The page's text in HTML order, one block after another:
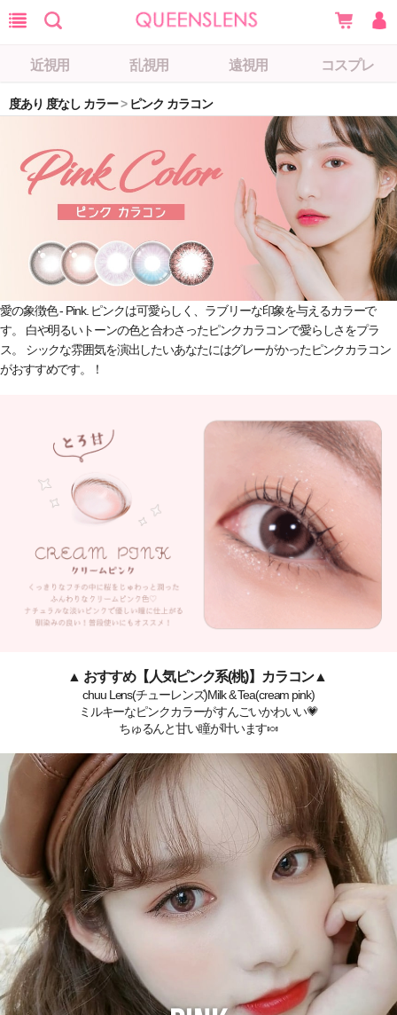
近視用 乱視用 遠視用 コスプレ
度あり 度なし カラー> ピンク カラコン
愛の象徴色 - Pink. ピンクは可愛らしく、ラブリーな印象を与えるカラーで
す。 白や明るいトーンの色と合わさったピンクカラコンで愛らしさをプラ
ス。 シックな雰囲気を演出したいあなたにはグレーがかったピンクカラコン
がおすすめです。！
▲ おすすめ【人気ピンク系(桃)】カラコン▲
chuu Lens(チューレンズ)Milk & Tea(cream pink)
ミルキーなピンクカラーがすんごいかわいい💗
ちゅるんと甘い瞳が叶います🍬